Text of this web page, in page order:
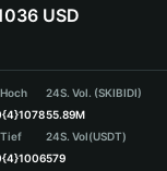
USD
24S. Vol. (SKIBIDI)
55.89M
24S. Vol(USDT)
579